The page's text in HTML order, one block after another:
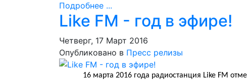
Подробнее ...
Like FM - год в эфире!
Четверг, 17 Март 2016
Опубликовано в Пресс релизы
16 марта 2016 года радиостанция Like FM